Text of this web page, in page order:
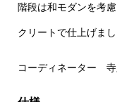
階段は和モダンを考
クリートで仕上げまし
コーディネーター